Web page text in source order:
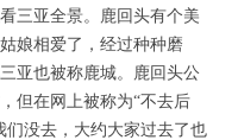
三亚全景。鹿回头有个美
娘相爱了，经过种种磨
亚也被称鹿城。鹿回头公
但在网上被称为“不去后
们没去，大约大家过去了也